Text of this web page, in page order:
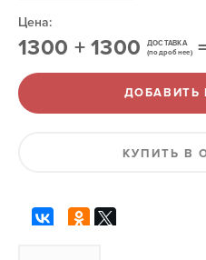
Цена:
1300 +1300
ДОСТАВКА
(подробнее)
ДОБАВИТЬ
КУПИТЬ В